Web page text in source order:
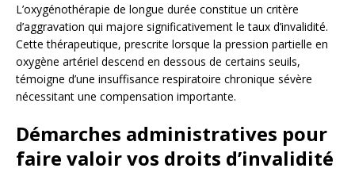
L’oxygénothérapie de longue durée constitue un critère
d’aggravation qui majore significativement le taux d’invalidité.
Cette thérapeutique, prescrite lorsque la pression partielle en
oxygène artériel descend en dessous de certains seuils,
témoigne d’une insuffisance respiratoire chronique sévère
nécessitant une compensation importante.
Démarches administratives pour
faire valoir vos droits d’invalidité